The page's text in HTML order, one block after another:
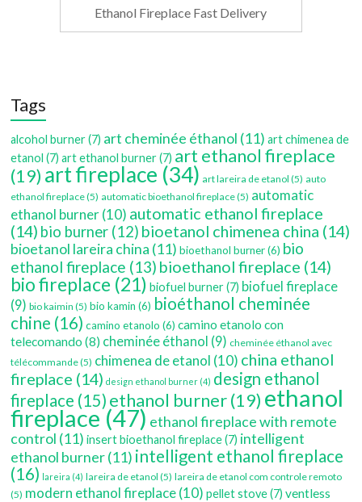
Ethanol Fireplace Fast Delivery
Tags
alcohol burner(7) art cheminée éthanol (11) art chimenea de
etanol (7) art ethanol burner(7) art ethanol fireplace
(19) art fireplace (34) art lareira de etanol (5) auto
ethanol fireplace(5) automatic bioethanol fireplace(5) automatic
ethanol burner(10) automatic ethanol fireplace
(14) bio burner (12) bioetanol chimenea china (14)
bioetanol lareira china (11) bioethanol burner(6) bio
ethanol fireplace (13) bioethanol fireplace (14)
bio fireplace (21) biofuel burner(7) biofuel fireplace
(9) bio kaimin (5) bio kamin (6) bioéthanol cheminée
chine (16) camino etanolo (6) camino etanolo con
telecomando (8) cheminée éthanol (9) cheminée éthanol avec
télécommande(5) chimenea de etanol (10) china ethanol
fireplace (14) design ethanol burner (4) design ethanol
fireplace (15) ethanol burner(19) ethanol
fireplace(47) ethanol fireplace with remote
control (11) insert bioethanol fireplace(7) intelligent
ethanol burner(11) intelligent ethanol fireplace
(16) lareira (4) lareira de etanol (5) lareira de etanol com controle remoto
(5) modern ethanol fireplace(10) pellet stove(7) ventless